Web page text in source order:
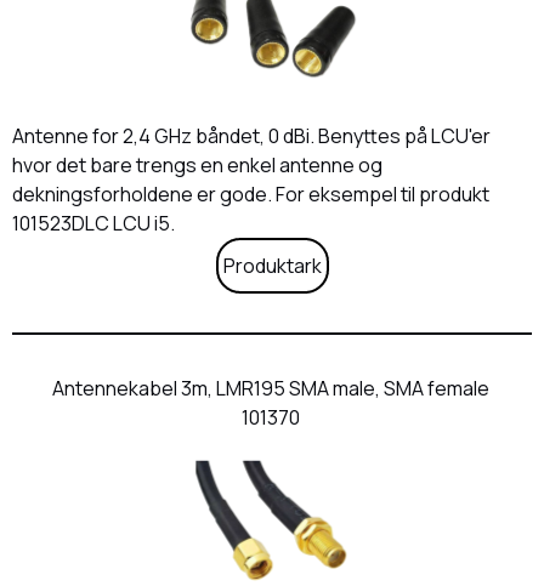
Antenne for 2,4 GHz båndet, 0 dBi. Benyttes på LCU'er
hvor det bare trengs en enkel antenne og
dekningsforholdene er gode. For eksempel til produkt
101523DLC LCU i5.
Produktark
Antennekabel 3m, LMR195 SMA male, SMA female
101370